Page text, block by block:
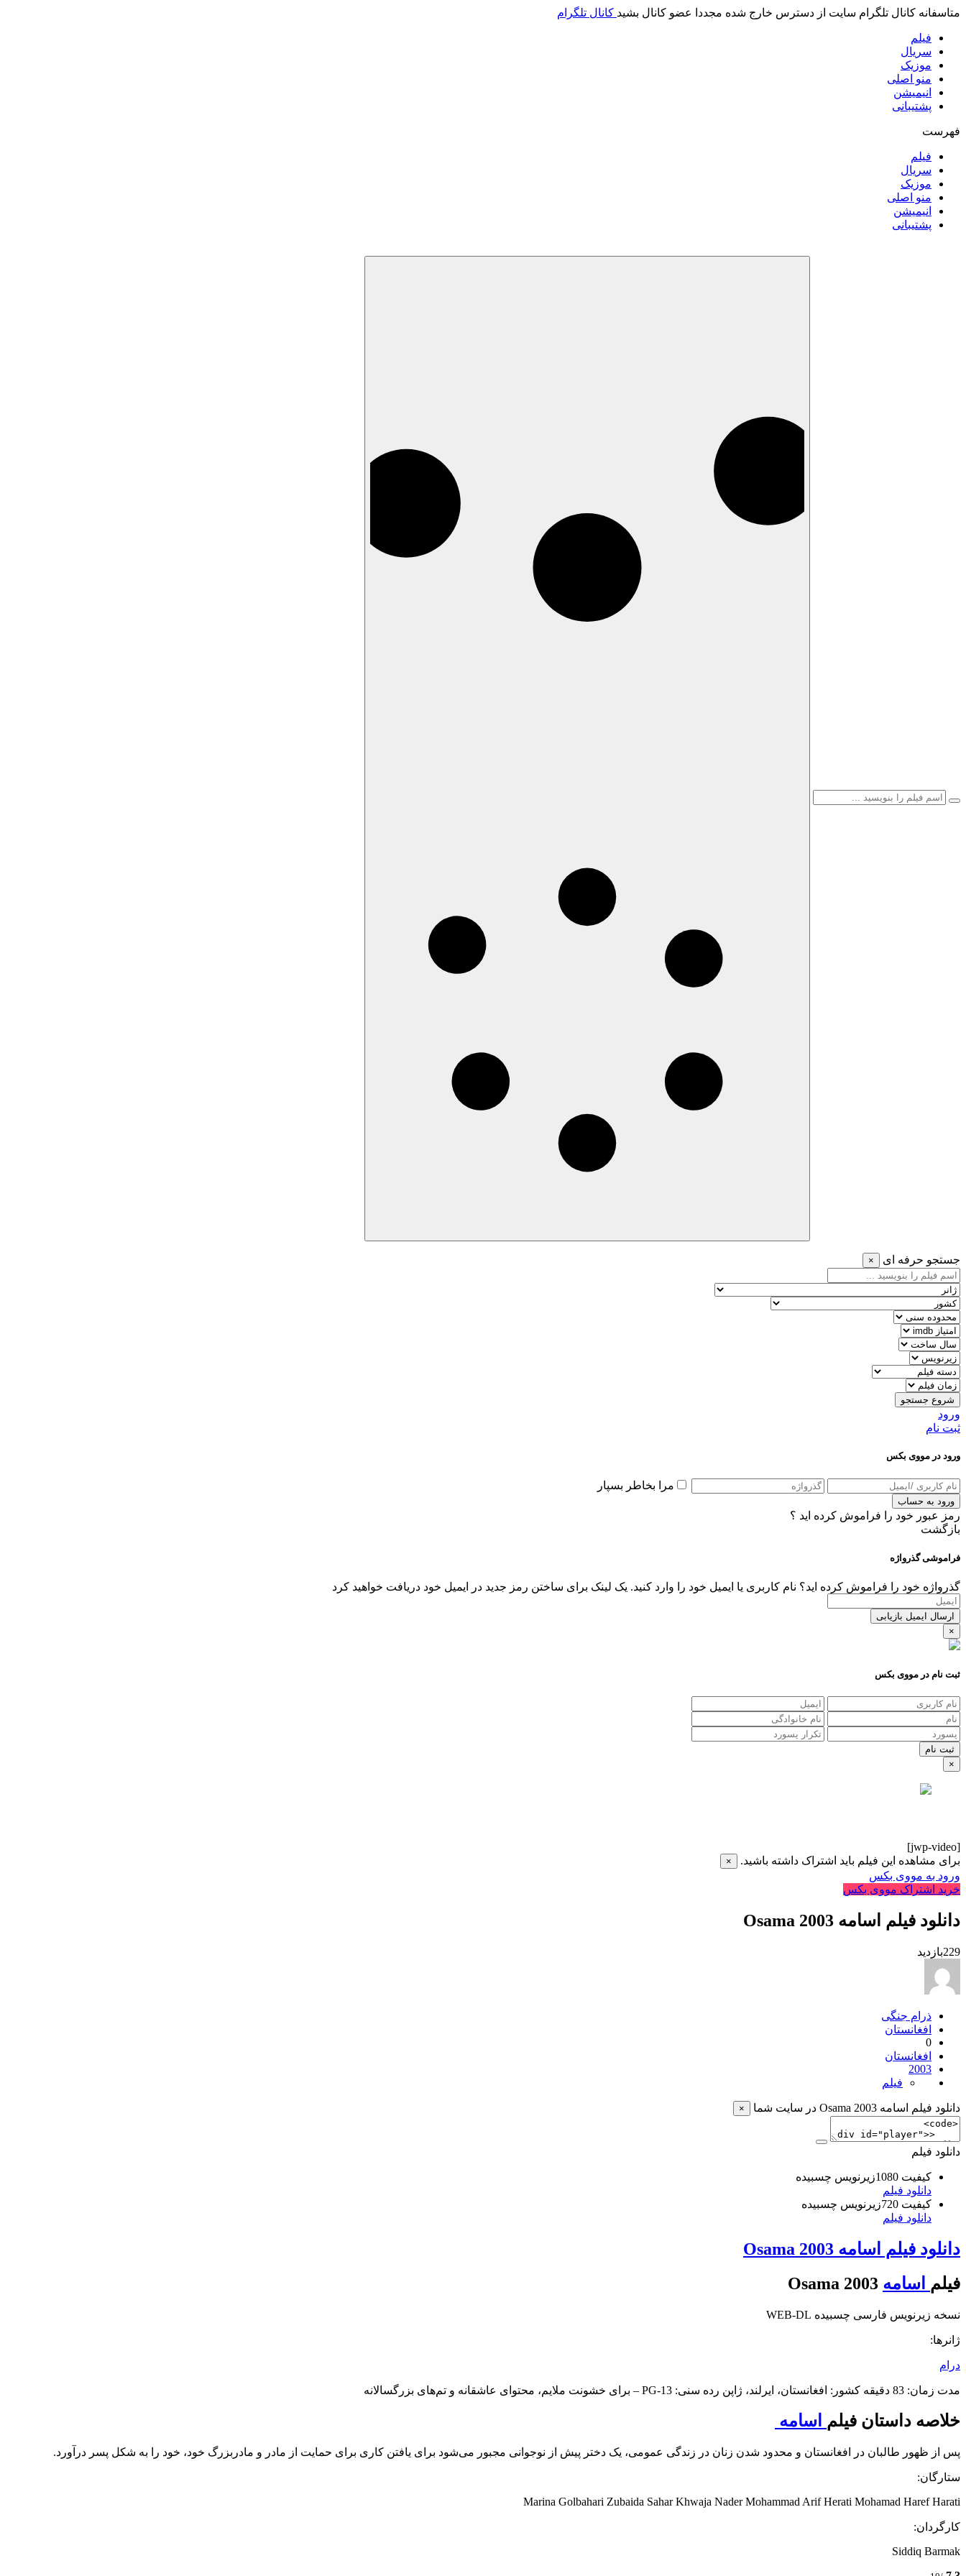
متاسفانه کانال تلگرام سایت از دسترس خارج شده مجددا عضو کانال بشید کانال تلگرام
فیلم
سریال
موزیک
منو اصلی
انیمیشن
پشتیبانی
فهرست
فیلم
سریال
موزیک
منو اصلی
انیمیشن
پشتیبانی
جستجو حرفه ای ×
شروع جستجو
ورود
ثبت نام
ورود در مووی بکس
مرا بخاطر بسپار
ورود به حساب
رمز عبور خود را فراموش کرده اید ؟
بازگشت
فراموشی گذرواژه
گذرواژه خود را فراموش کرده اید؟ نام کاربری یا ایمیل خود را وارد کنید. یک لینک برای ساختن رمز جدید در ایمیل خود دریافت خواهید کرد
ارسال ایمیل بازیابی
×
ثبت نام در مووی بکس
×
[jwp-video]
برای مشاهده این فیلم باید اشتراک داشته باشید.
×
ورود به مووی بکس
خرید اشتراک مووی بکس
دانلود فیلم اسامه Osama 2003
229بازدید
ذرام جنگی
افغانستان
0
افغانستان
2003
فیلم
دانلود فیلم اسامه Osama 2003 در سایت شما ×
دانلود فیلم
کیفیت 1080زیرنویس چسبیده
دانلود فیلم
کیفیت 720زیرنویس چسبیده
دانلود فیلم
دانلود فیلم اسامه Osama 2003
فیلم اسامه
نسخه زیرنویس فارسی چسبیده WEB-DL
ژانرها:
درام
مدت زمان: 83 دقیقه کشور: افغانستان، ایرلند، ژاپن رده سنی: PG-13 – برای خشونت ملایم، محتوای عاشقانه و تم‌های بزرگسالانه
خلاصه داستان فیلم اسامه
پس از ظهور طالبان در افغانستان و محدود شدن زنان در زندگی عمومی، یک دختر پیش از نوجوانی مجبور می‌شود برای یافتن کاری برای حمایت از مادر و مادربزرگ خود، خود را به شکل پسر درآورد.
ستارگان:
Marina Golbahari Zubaida Sahar Khwaja Nader Mohammad Arif Herati Mohamad Haref Harati
کارگردان:
Siddiq Barmak